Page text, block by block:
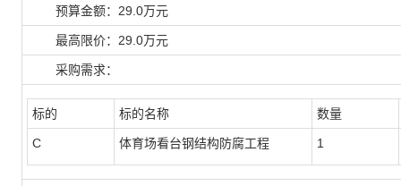
预算金额：29.0万元
最高限价：29.0万元
采购需求：
标的 标的名称 数量
C 体育场看台钢结构防腐工程 1